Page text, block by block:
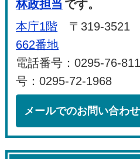
林政担当 です。
本庁1階 〒319-3521
662番地
電話番号：0295-76-
号：0295-72-1968
メールでのお問い合わ